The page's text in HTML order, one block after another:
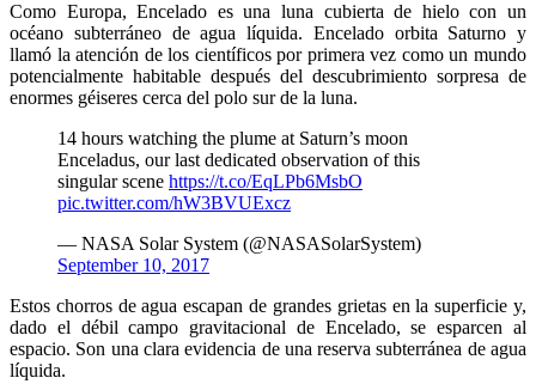
Como Europa, Encelado es una luna cubierta de hielo con un
océano subterráneo de agua líquida. Encelado orbita Saturno y
llamó la atención de los científicos por primera vez como un mundo
potencialmente habitable después del descubrimiento sorpresa de
enormes géiseres cerca del polo sur de la luna.
14 hours watching the plume at Saturn’s moon
Enceladus, our last dedicated observation of this
singular scene https://t.co/EqLPb6MsbO
pic.twitter.com/hW3BVUExcz
— NASA Solar System (@NASASolarSystem)
September 10, 2017
Estos chorros de agua escapan de grandes grietas en la superficie y,
dado el débil campo gravitacional de Encelado, se esparcen al
espacio. Son una clara evidencia de una reserva subterránea de agua
líquida.